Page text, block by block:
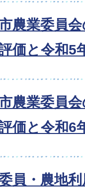
農業委員
価と令和5
農業委員
価と令和6
員・農地